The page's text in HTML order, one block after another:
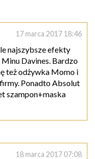
17 marca 2017 18:46
najszybsze efekty
Minu Davines. Bardzo
też odżywka Momo i
Ponadto Absolut
szampon+maska
18 marca 2017 07:08